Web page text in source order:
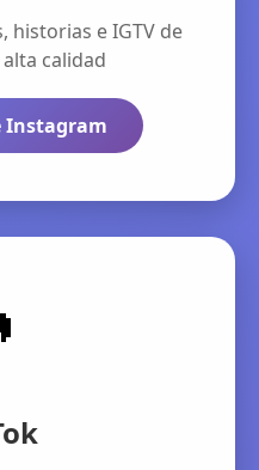
historias e IGTV de
calidad
Instagram